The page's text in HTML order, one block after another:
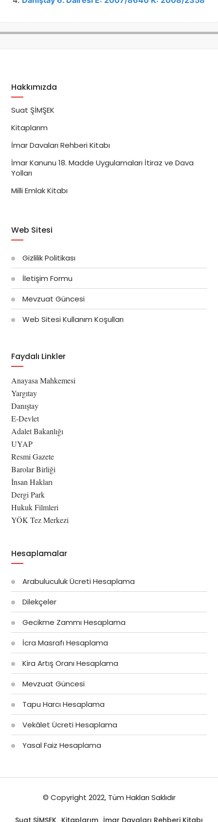
Hakkımızda
Suat ŞİMŞEK
Kitaplarım
İmar Davaları Rehberi Kitabı
İmar Kanunu 18. Madde Uygulamaları İtiraz ve Dava
Yolları
Milli Emlak Kitabı
Web Sitesi
Gizlilik Politikası
İletişim Formu
Mevzuat Güncesi
Web Sitesi Kullanım Koşulları
Faydalı Linkler
Anayasa Mahkemesi
Yargıtay
Danıştay
E-Devlet
Adalet Bakanlığı
UYAP
Resmi Gazete
Barolar Birliği
İnsan Hakları
Dergi Park
Hukuk Filmleri
YÖK Tez Merkezi
Hesaplamalar
Arabuluculuk Ücreti Hesaplama
Dilekçeler
Gecikme Zammı Hesaplama
İcra Masrafı Hesaplama
Kira Artış Oranı Hesaplama
Mevzuat Güncesi
Tapu Harcı Hesaplama
Vekâlet Ücreti Hesaplama
Yasal Faiz Hesaplama
© Copyright 2022, Tüm Hakları Saklıdır
Suat ŞİMŞEK Kitaplarım İmar Davaları Rehberi Kitabı